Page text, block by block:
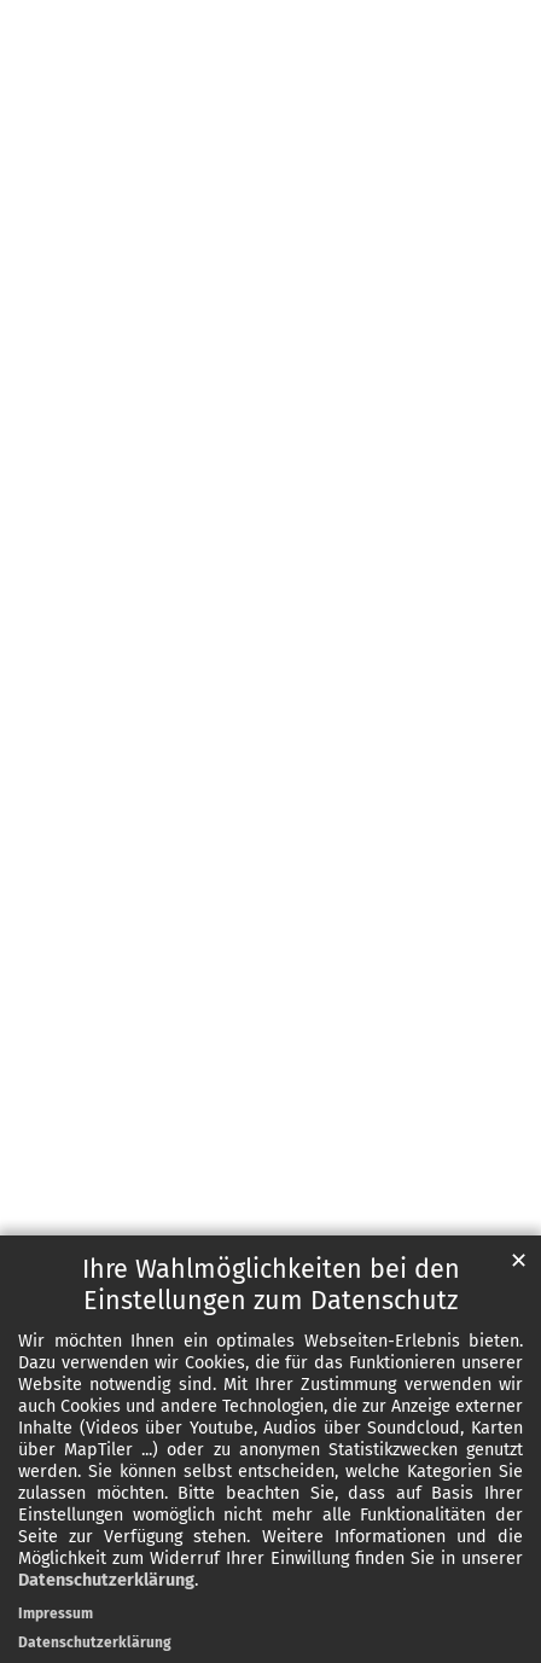
Ihre Wahlmöglichkeiten bei den
Einstellungen zum Datenschutz
Wir möchten Ihnen ein optimales Webseiten-Erlebnis bieten.
Dazu verwenden wir Cookies, die für das Funktionieren unserer
Website notwendig sind. Mit Ihrer Zustimmung verwenden wir
auch Cookies und andere Technologien, die zur Anzeige externer
Inhalte (Videos über Youtube, Audios über Soundcloud, Karten
über MapTiler ...) oder zu anonymen Statistikzwecken genutzt
werden. Sie können selbst entscheiden, welche Kategorien Sie
zulassen möchten. Bitte beachten Sie, dass auf Basis Ihrer
Einstellungen womöglich nicht mehr alle Funktionalitäten der
Seite zur Verfügung stehen. Weitere Informationen und die
Möglichkeit zum Widerruf Ihrer Einwillung finden Sie in unserer
Datenschutzerklärung.
✕
Impressum
Datenschutzerklärung